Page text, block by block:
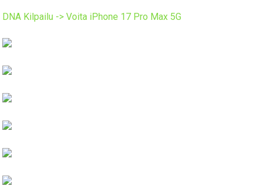
DNA Kilpailu -> Voita iPhone 17 Pro Max 5G